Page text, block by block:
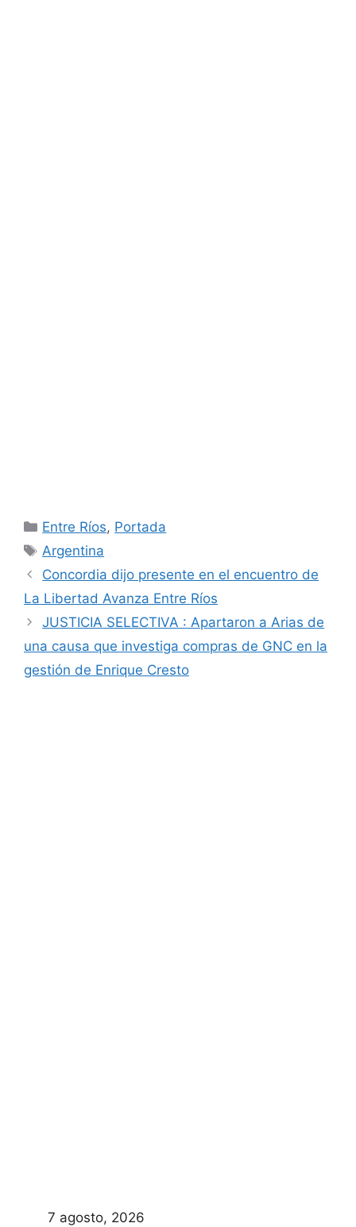
Categorías
Entre Ríos, Portada
Etiquetas
Argentina
Concordia dijo presente en el encuentro de
La Libertad Avanza Entre Ríos
JUSTICIA SELECTIVA : Apartaron a Arias de
una causa que investiga compras de GNC en la
gestión de Enrique Cresto
7 agosto, 2026